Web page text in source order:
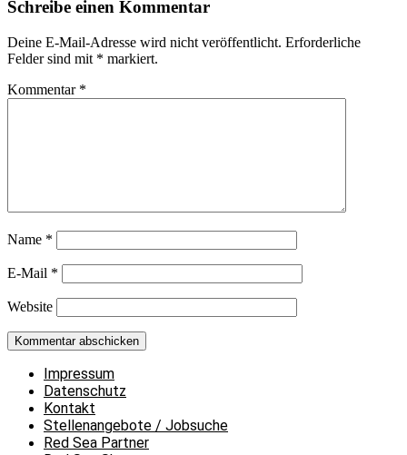
Schreibe einen Kommentar
Deine E-Mail-Adresse wird nicht veröffentlicht. Erforderliche
Felder sind mit * markiert.
Kommentar *
Name *
E-Mail *
Website
Impressum
Datenschutz
Kontakt
Stellenangebote / Jobsuche
Red Sea Partner